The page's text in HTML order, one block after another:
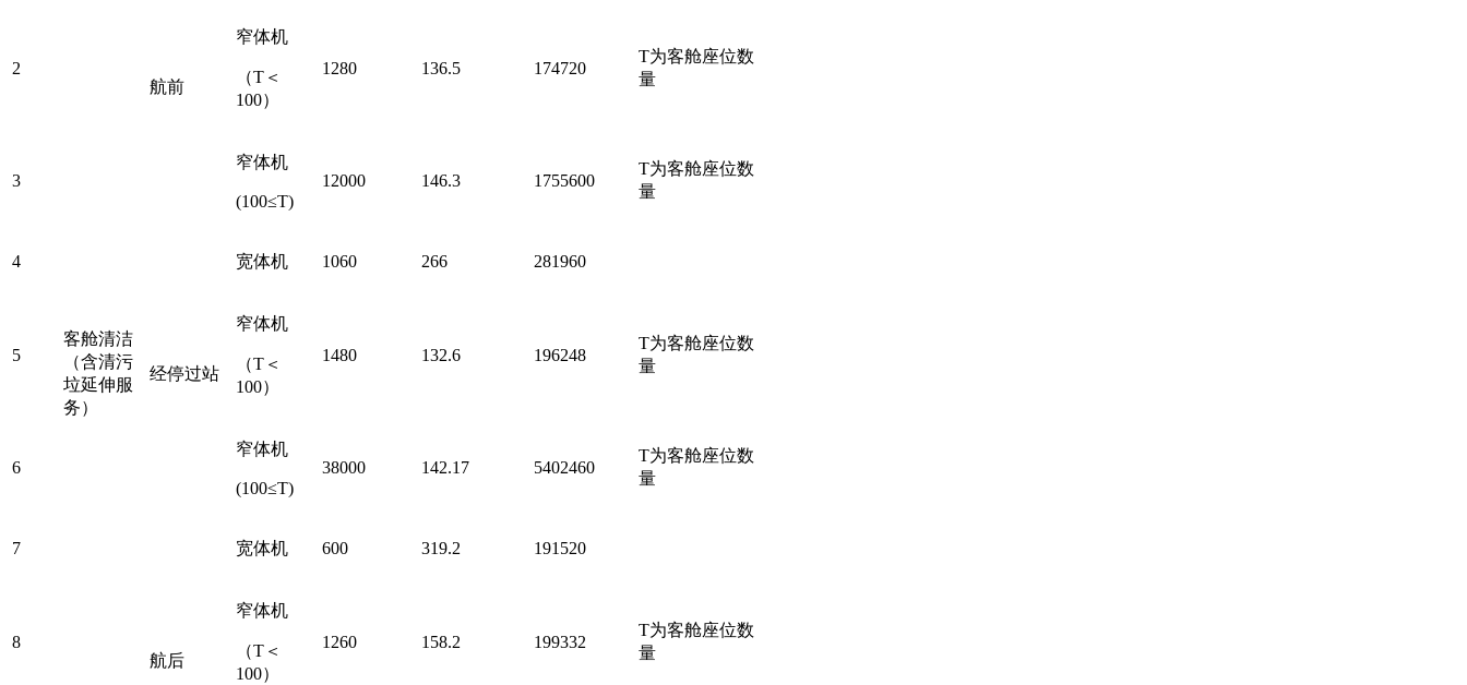
客舱清洁
（含清污
垃延伸服
务）
航前
2
窄体机
（T＜
100）
1280 136.5 174720
T为客舱座位数
量
3
窄体机
(100≤T)
12000 146.3 1755600
T为客舱座位数
量
4
经停过站
宽体机 1060 266 281960
5
窄体机
（T＜
100）
1480 132.6 196248
T为客舱座位数
量
6
窄体机
(100≤T)
38000 142.17 5402460
T为客舱座位数
量
7
航后
宽体机 600 319.2 191520
8
窄体机
（T＜
100）
1260 158.2 199332
T为客舱座位数
量